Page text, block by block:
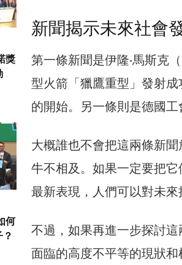
新聞揭示未來社會
第一條新聞是伊隆‧馬斯克
型火箭「獵鷹重型」發射成
的開始。另一條則是德國工
大概誰也不會把這兩條新
牛不相及。如果一定要把
最新表現，人們可以對未來
不過，如果再進一步探討
面臨的高度不平等的現狀
獎
何